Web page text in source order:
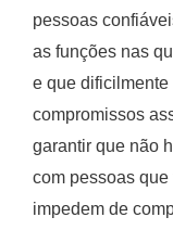
pessoas
as funções nas
e que
compromissos
garantir que não
com pessoas
impedem de